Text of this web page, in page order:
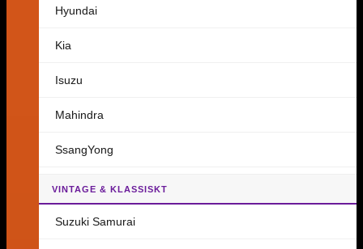
Hyundai
Kia
Isuzu
Mahindra
SsangYong
VINTAGE & KLASSISKT
Suzuki Samurai